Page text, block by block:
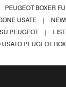
PEUGEOT BOXER
USATE
|
PEUGEOT |
USATO PEUGEOT